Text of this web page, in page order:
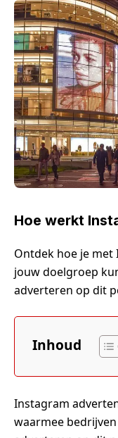
Hoe werkt
Ontdek hoe je
jouw doelgroep
adverteren op dit
Inhoud
Instagram
waarmee